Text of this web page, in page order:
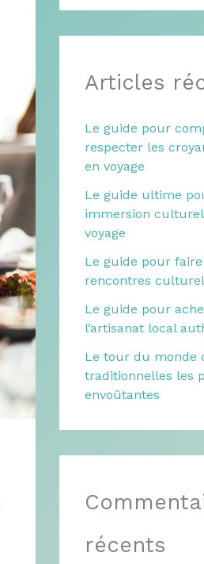
Articles
Le guide pour
respecter les
en voyage
Le guide ultime
immersion
voyage
Le guide pour
rencontres
Le guide pour
l’artisanat local
Le tour du monde
traditionnelles les
envoûtantes
récents